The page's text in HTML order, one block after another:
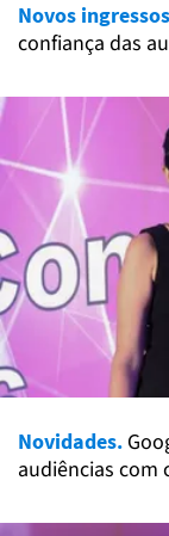
Novos
confiança das
Novidades.
audiências